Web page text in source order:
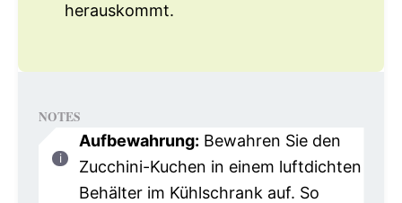
herauskommt.
NOTES
Aufbewahrung: Bewahren Sie den
Zucchini-Kuchen in einem luftdichten
Behälter im Kühlschrank auf. So